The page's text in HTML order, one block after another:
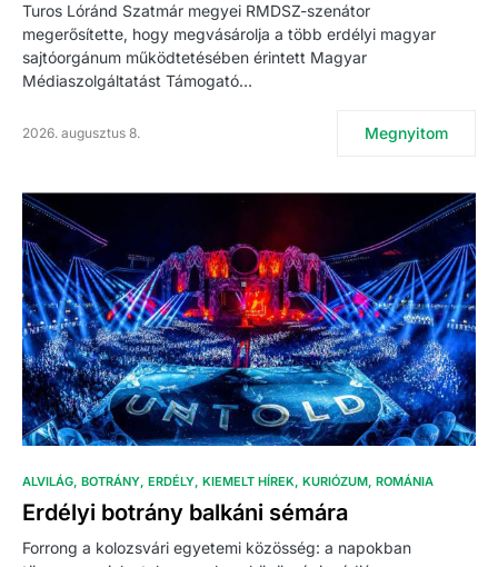
Turos Lóránd Szatmár megyei RMDSZ-szenátor
megerősítette, hogy megvásárolja a több erdélyi magyar
sajtóorgánum működtetésében érintett Magyar
Médiaszolgáltatást Támogató…
2026. augusztus 8. Megnyitom
ALVILÁG BOTRÁNY ERDÉLY KIEMELT HÍREK KURIÓZUM ROMÁNIA
Erdélyi botrány balkáni sémára
Forrong a kolozsvári egyetemi közösség: a napokban